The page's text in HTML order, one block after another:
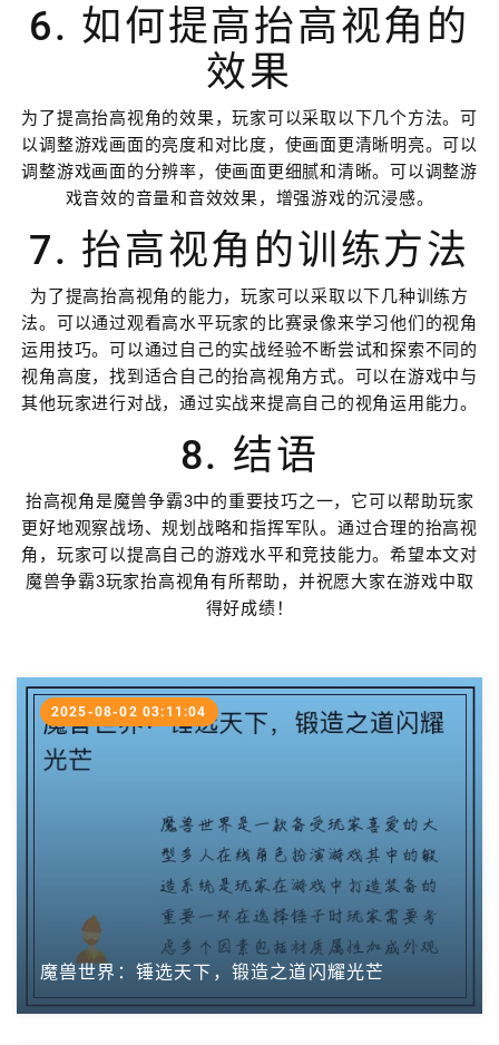
6. 如何提高抬高视角的
效果
为了提高抬高视角的效果，玩家可以采取以下几个方法。可
以调整游戏画面的亮度和对比度，使画面更清晰明亮。可以
调整游戏画面的分辨率，使画面更细腻和清晰。可以调整游
戏音效的音量和音效效果，增强游戏的沉浸感。
7. 抬高视角的训练方法
为了提高抬高视角的能力，玩家可以采取以下几种训练方
法。可以通过观看高水平玩家的比赛录像来学习他们的视角
运用技巧。可以通过自己的实战经验不断尝试和探索不同的
视角高度，找到适合自己的抬高视角方式。可以在游戏中与
其他玩家进行对战，通过实战来提高自己的视角运用能力。
8. 结语
抬高视角是魔兽争霸3中的重要技巧之一，它可以帮助玩家
更好地观察战场、规划战略和指挥军队。通过合理的抬高视
角，玩家可以提高自己的游戏水平和竞技能力。希望本文对
魔兽争霸3玩家抬高视角有所帮助，并祝愿大家在游戏中取
得好成绩！
魔兽世界：锤选天下，锻造之道闪耀光芒
2025-08-02 03:11:04